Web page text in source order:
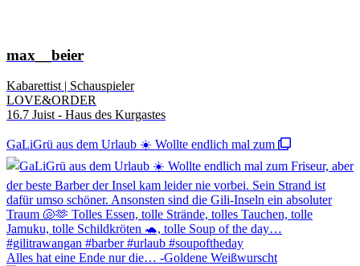
max__beier
Kabarettist | Schauspieler
LOVE&ORDER
16.7 Juist - Haus des Kurgastes
GaLiGrü aus dem Urlaub ☀️ Wollte endlich mal zum
Alles hat eine Ende nur die… -Goldene Weißwurscht